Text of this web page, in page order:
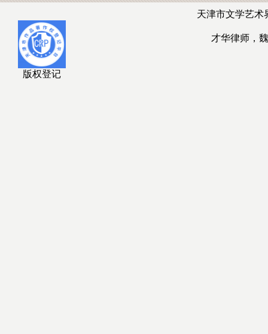
版权登记
天津市文学艺术
才华律师，